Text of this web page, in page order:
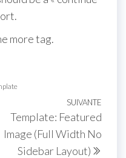
more tag.
SUIVANTE
Template: Featured
Image (Full Width No
Sidebar Layout)